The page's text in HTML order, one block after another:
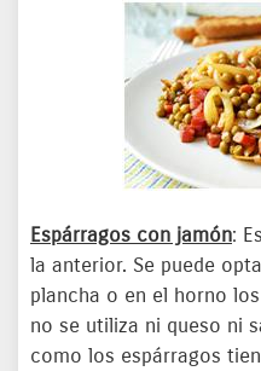
Espárragos con jamón:
la anterior. Se puede
plancha o en el horno
no se utiliza ni queso ni
como los espárragos